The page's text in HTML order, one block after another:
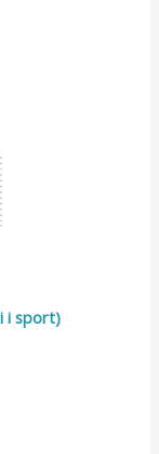
i sport)